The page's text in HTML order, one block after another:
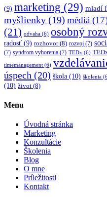
(9) marketing (29) mladí
myšlienky (19) médiá
(21) odvaha (6) osobný
radosť (9) rozhovor(8) rozvoj (7)
(7) syndrom vyhorenia (7) TEDx (6)
timemanagement (6)
úspech (20) škola (10) školenia
(10) život (8)
Menu
Úvodná stránka
Marketing
Konzultácie
Školenia
Blog
O mne
Príležitosti
Kontakt